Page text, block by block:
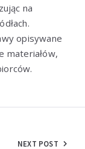
na
opisywane
materiałów,
NEXT POST